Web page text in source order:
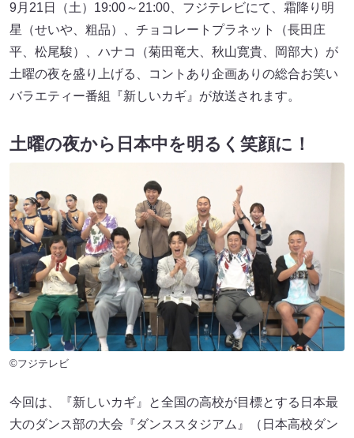
9月21日（土）19:00～21:00、フジテレビにて、霜降り明
星（せいや、粗品）、チョコレートプラネット（長田庄
平、松尾駿）、ハナコ（菊田竜大、秋山寛貴、岡部大）が
土曜の夜を盛り上げる、コントあり企画ありの総合お笑い
バラエティー番組『新しいカギ』が放送されます。
土曜の夜から日本中を明るく笑顔に！
©フジテレビ
今回は、『新しいカギ』と全国の高校が目標とする日本最
大のダンス部の大会『ダンススタジアム』（日本高校ダン